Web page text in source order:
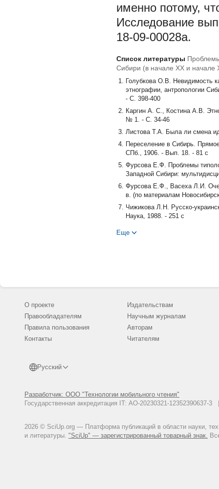
именно потому,
Исследование
18-09-00028а.
Список литературы
Сибири (в начале XX и начале
Голубкова О.В. Невидимость
этнографии, антропологии
- С. 398-400
Каргин А. С., Костина А.В.
№ 1. - С. 34-46
Листова Т.А. Была ли смена
Переселение в Сибирь.
СПб., 1906. - Вып. 18. - 81 с
Фурсова Е.Ф. Проблемы
Западной Сибири:
Фурсова Е.Ф., Васеха Л.И.
в. (по материалам
Чижикова Л.Н. Русско-
Наука, 1988. - 251 с
Археология, этнография и
Еще
О проекте
Правообладателям
Правила пользования
Контакты
Русский
Разработчик: ООО "Технологии мобильного чтения"
Государственная аккредитация IT: АО-20230321-
2026 © SciUp.org — Платформа публикаций в области науки,
и литературы. "SciUp" — зарегистрированный товарный знак.
Издательствам
Научным журналам
Авторам
Читателям